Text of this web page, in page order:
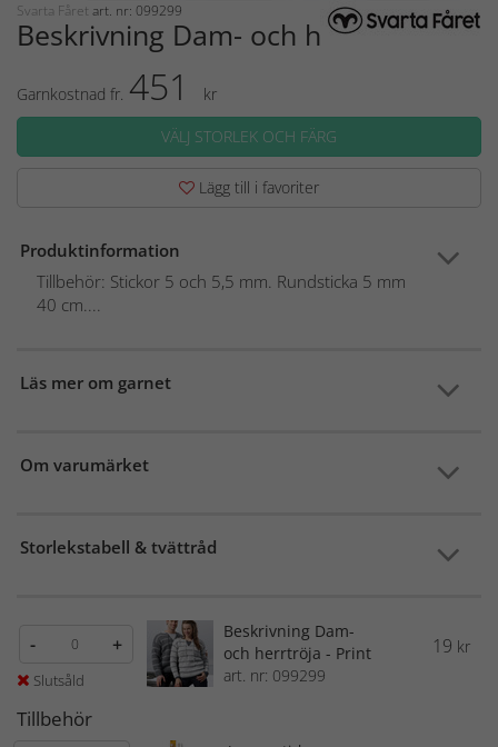
Svarta Fåret art. nr: 099299
Beskrivning Dam- och herrtröja
Garnkostnad fr. 451
kr
VÄLJ STORLEK OCH FÄRG
Lägg till i favoriter
Produktinformation
Tillbehör: Stickor 5 och 5,5 mm. Rundsticka 5 mm
40 cm....
Läs mer om garnet
Om varumärket
Storlekstabell & tvättråd
- +
Slutsåld
Beskrivning Dam-
och herrtröja - Print
art. nr: 099299
19 kr
Tillbehör